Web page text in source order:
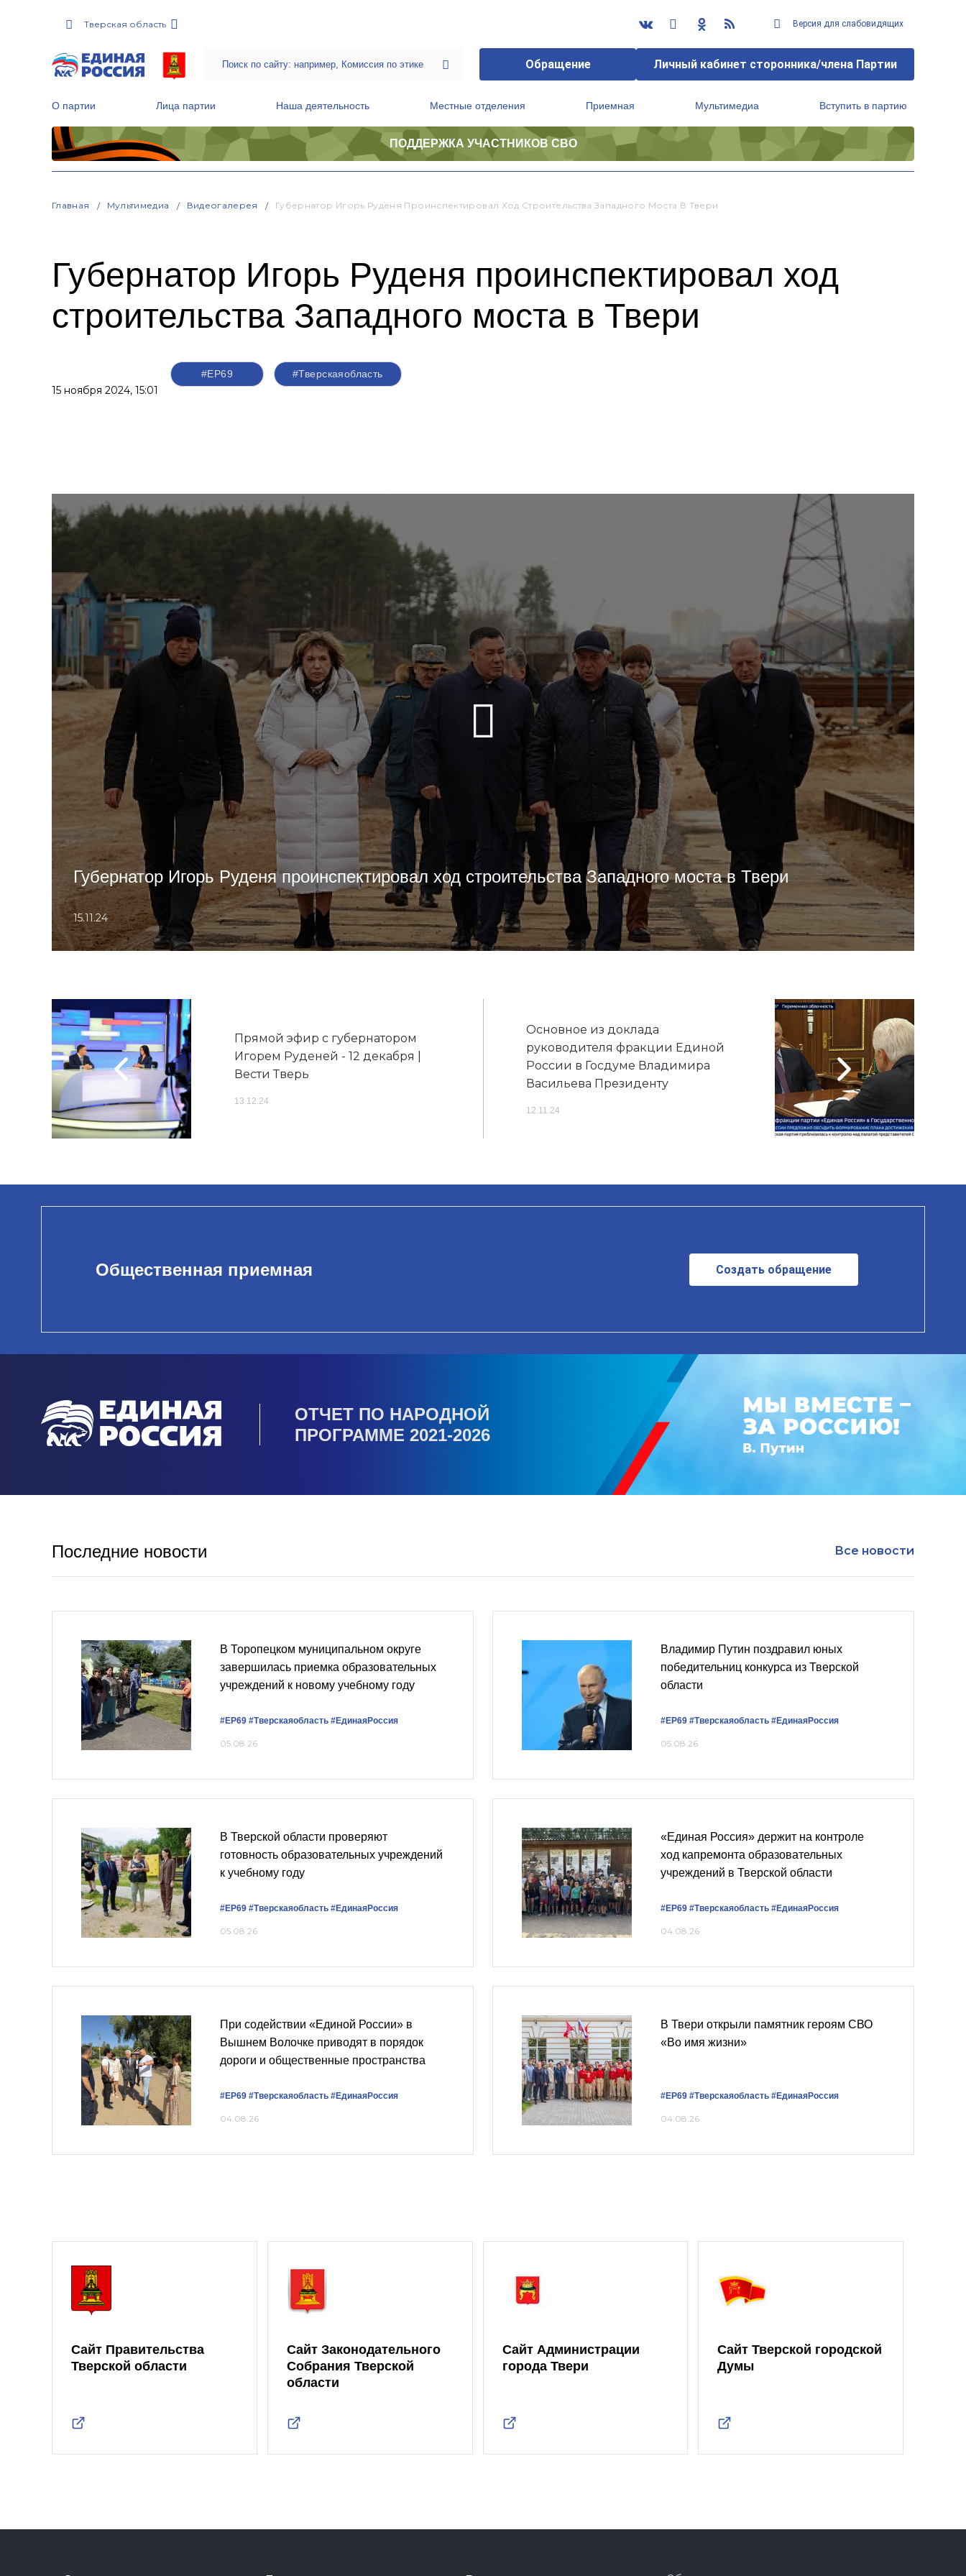
Тверская область Версия для слабовидящих
Обращение Личный кабинет сторонника/члена Партии
О партии Лица партии Наша деятельность Местные отделения Приемная Мультимедиа Вступить в партию
ПОДДЕРЖКА УЧАСТНИКОВ СВО
Главная Мультимедиа Видеогалерея Губернатор Игорь Руденя Проинспектировал Ход Строительства Западного Моста В Твери
Губернатор Игорь Руденя проинспектировал ход
строительства Западного моста в Твери
15 ноября 2024, 15:01
#ЕР69 #Тверскаяобласть
Губернатор Игорь Руденя проинспектировал ход строительства Западного моста в Твери
15.11.24
Прямой эфир с губернатором
Игорем Руденей - 12 декабря |
Вести Тверь
13.12.24
Основное из доклада
руководителя фракции Единой
России в Госдуме Владимира
Васильева Президенту
12.11.24
Общественная приемная Создать обращение
ОТЧЕТ ПО НАРОДНОЙ
ПРОГРАММЕ 2021-2026
Последние новости Все новости
В Торопецком муниципальном округе
завершилась приемка образовательных
учреждений к новому учебному году
#ЕР69 #Тверскаяобласть #‎ЕдинаяРоссия
05.08.26
Владимир Путин поздравил юных
победительниц конкурса из Тверской
области
#ЕР69 #Тверскаяобласть #‎ЕдинаяРоссия
05.08.26
В Тверской области проверяют
готовность образовательных учреждений
к учебному году
#ЕР69 #Тверскаяобласть #ЕдинаяРоссия
05.08.26
«Единая Россия» держит на контроле
ход капремонта образовательных
учреждений в Тверской области
#ЕР69 #Тверскаяобласть #ЕдинаяРоссия
04.08.26
При содействии «Единой России» в
Вышнем Волочке приводят в порядок
дороги и общественные пространства
#ЕР69 #Тверскаяобласть #ЕдинаяРоссия
04.08.26
В Твери открыли памятник героям СВО
«Во имя жизни»
#ЕР69 #Тверскаяобласть #ЕдинаяРоссия
04.08.26
Сайт Правительства
Тверской области
Сайт Законодательного
Собрания Тверской
области
Сайт Администрации
города Твери
Сайт Тверской городской
Думы